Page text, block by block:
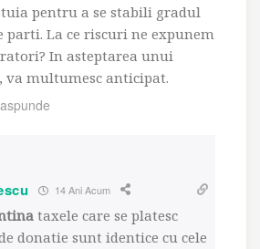
pentru a se stabili gradul
parti. La ce riscuri ne expunem
In asteptarea unui
va multumesc anticipat.
14 Ani Acum
taxele care se platesc
donatie sunt identice cu cele